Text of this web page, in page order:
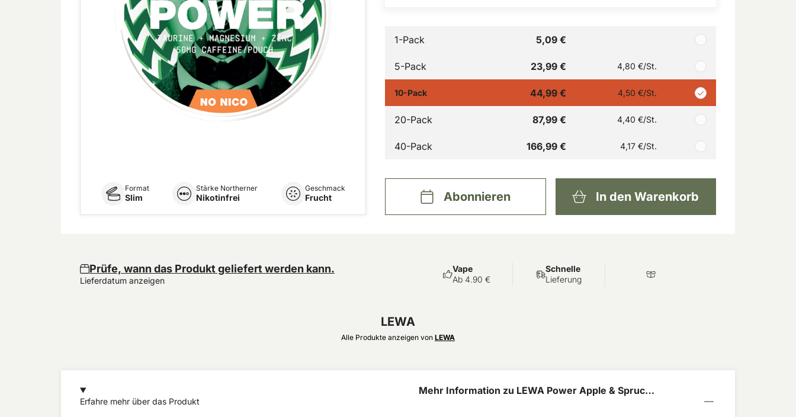
Format
Slim
Stärke Northerner
Nikotinfrei
Geschmack
Frucht
1-Pack 5,09 €
5-Pack 23,99 € 4,80 €/St.
10-Pack 44,99 € 4,50 €/St.
20-Pack 87,99 € 4,40 €/St.
40-Pack 166,99 € 4,17 €/St.
Abonnieren In den Warenkorb
Prüfe, wann das Produkt geliefert werden kann.
Lieferdatum anzeigen
Mehr Information zu LEWA Power Apple & Spruce
Erfahre mehr über das Produkt
LEWA
Alle Produkte anzeigen von LEWA
Vape
Ab 4.90 €
Schnelle
Lieferung